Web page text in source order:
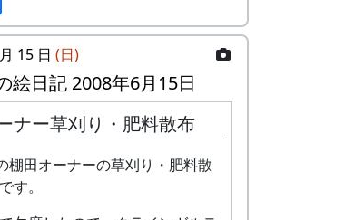
には棚田オーナー行事として、
石垣の草刈と肥料散布を行って
なので、例年、参加者が比較的
が、今年は多くの人で賑わっ
15 日 (日)
絵日記 2008年6月15日
ナー草刈り・肥料散布
棚田オーナーの草刈り・肥料散
す。